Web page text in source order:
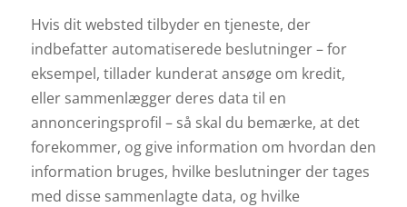
Hvis dit websted tilbyder en tjeneste, der
indbefatter automatiserede beslutninger – for
eksempel, tillader kunderat ansøge om kredit,
eller sammenlægger deres data til en
annonceringsprofil – så skal du bemærke, at det
forekommer, og give information om hvordan den
information bruges, hvilke beslutninger der tages
med disse sammenlagte data, og hvilke